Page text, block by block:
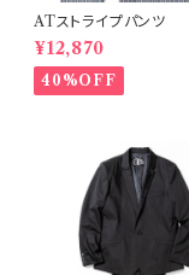
ATストライプパンツ
¥12,870
40%OFF